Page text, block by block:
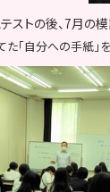
ストの後、7月の
「自分への手紙」